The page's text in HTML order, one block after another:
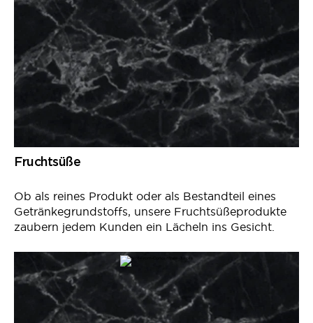
Fruchtsüße
Ob als reines Produkt oder als Bestandteil eines
Getränkegrundstoffs, unsere Fruchtsüßeprodukte
zaubern jedem Kunden ein Lächeln ins Gesicht.